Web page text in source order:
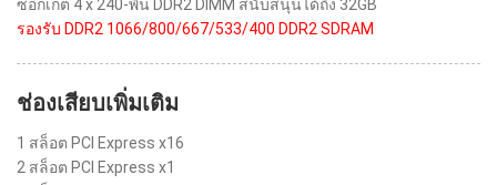
ซอกเกต 4 x 240-พิน DDR2 DIMM สนับสนุนได้ถึง 32GB
รองรับ DDR2 1066/800/667/533/400 DDR2 SDRAM
ช่องเสียบเพิ่มเติม
1 สล็อต PCI Express x16
2 สล็อต PCI Express x1